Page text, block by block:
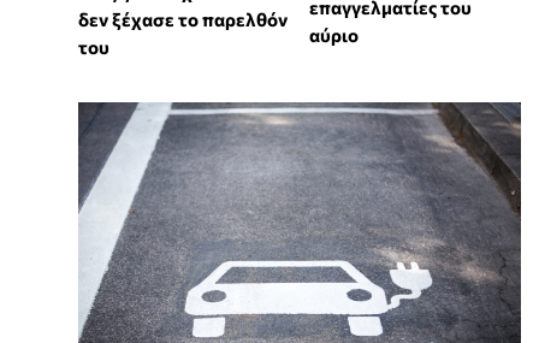
δεν ξέχασε το παρελθόν
του
επαγγελματίες του
αύριο